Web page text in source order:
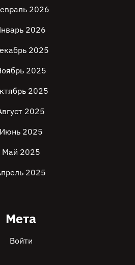
2026
2026
2025
2025
2025
2025
Июнь 2025
Май 2025
2025
Мета
Войти